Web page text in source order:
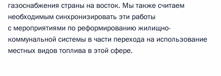
газоснабжения страны на восток. Мы также считаем
необходимым синхронизировать эти работы
с мероприятиями по реформированию жилищно-
коммунальной системы в части перехода на использование
местных видов топлива в этой сфере.